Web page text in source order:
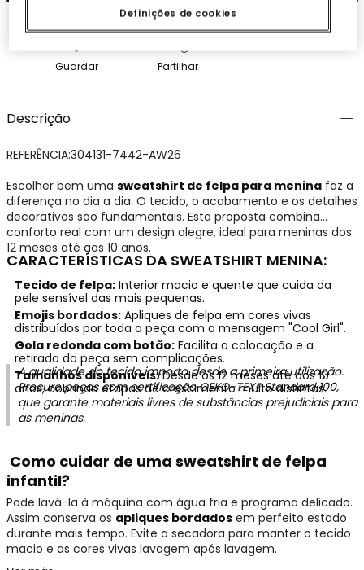
Guardar Partilhar
Descrição
REFERÊNCIA:304131-7442-AW26
Escolher bem uma sweatshirt de felpa para meninafaz a
diferença no dia a dia. O tecido, o acabamento e os detalhes
decorativos são fundamentais. Esta proposta combina
conforto real com um design alegre, ideal para meninas dos
12 meses até aos 10 anos.
CARACTERÍSTICAS DA SWEATSHIRT MENINA:
Tecido de felpa:Interior macio e quente que cuida da
pele sensível das mais pequenas.
Emojis bordados:Apliques de felpa em cores vivas
distribuídos por toda a peça com a mensagem "Cool Girl".
Gola redonda com botão:Facilita a colocação e a
retirada da peça sem complicações.
Tamanhos disponíveis:Desde os 12 meses até aos 10
anos, cobrindo etapas de crescimento muito distintas.
A qualidade do tecido importa desde a primeira utilização.
Procure peças com certificaçãoOEKO-TEX® Standard 100,
que garante materiais livres de substâncias prejudiciais para
as meninas.
Como cuidar de uma sweatshirt de felpa
infantil?
Pode lavá-la à máquina com água fria e programa delicado.
Assim conserva os apliques bordadosem perfeito estado
durante mais tempo. Evite a secadora para manter o tecido
macio e as cores vivas lavagem após lavagem.
Definições de cookies